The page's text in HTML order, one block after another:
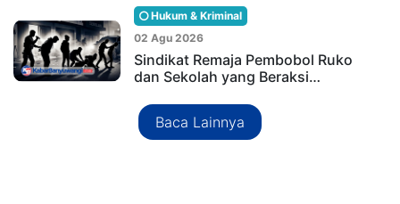
Hukum & Kriminal
02 Agu 2026
Sindikat Remaja Pembobol Ruko
dan Sekolah yang Beraksi…
Baca Lainnya